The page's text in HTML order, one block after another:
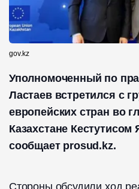
gov.kz
Уполномоченный по
Ластаев встретился с
европейских стран во
Казахстане Кестутисом
сообщает prosud.kz.
Стороны обсудили ход